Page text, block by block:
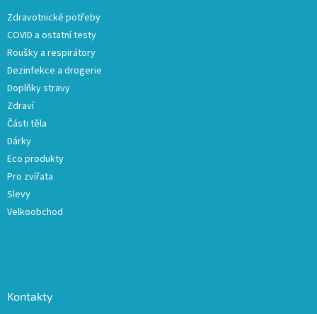
Zdravotnické potřeby
COVID a ostatní testy
Roušky a respirátory
Dezinfekce a drogerie
Doplňky stravy
Zdraví
Části těla
Dárky
Eco produkty
Pro zvířata
Slevy
Velkoobchod
Kontakty